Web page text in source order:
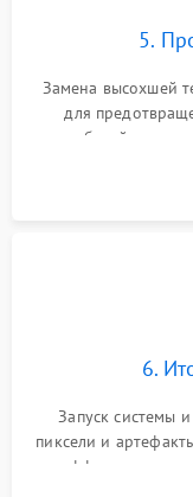
5.
Замена высохшей
для
кабелей,
надежная
6.
Запуск системы
пиксели и
эффективности
микрофона и